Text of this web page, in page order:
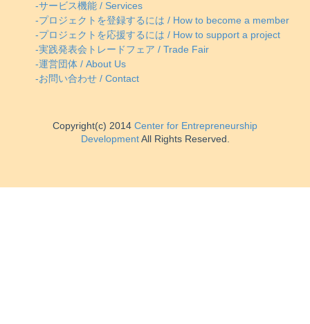
-サービス機能 / Services
-プロジェクトを登録するには / How to become a member
-プロジェクトを応援するには / How to support a project
-実践発表会トレードフェア / Trade Fair
-運営団体 / About Us
-お問い合わせ / Contact
Copyright(c) 2014 Center for Entrepreneurship
DevelopmentAll Rights Reserved.